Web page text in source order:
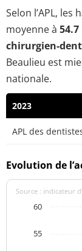
Selon l’APL,
moyenne à
chirurgien-
Beaulieu est
nationale.
2023
APL des
Evolution de
Source : indicateur
55
60